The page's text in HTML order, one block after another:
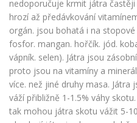
nedoporučuje krmit játra
hrozí až předávkování
orgán. jsou bohatá i na
fosfor. mangan. hořčík. jód.
vápník. selen). Játra jsou
proto jsou na vitamíny a
více. než jiné druhy masa.
váží přibližně 1-1.5% váhy
tak mohou játra skotu vážit 5-